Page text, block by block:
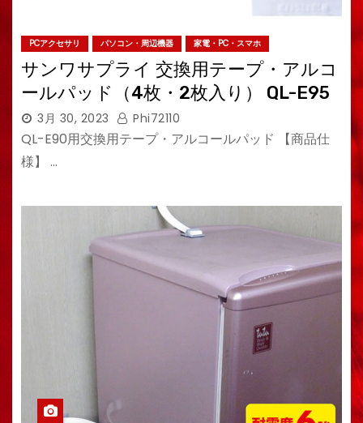
PCアクセサリ パソコン・周辺機器 家電・PC・スマホ
サンワサプライ 交換用テープ・アルコ
ールパッド（4枚・2枚入り） QL-E95
3月 30, 2023 Phi72110
QL-E90用交換用テープ・アルコールパッド 【商品仕
様】 …